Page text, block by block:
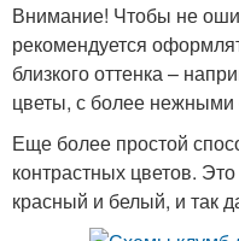
Внимание! Чтобы не
рекомендуется
близкого оттенка –
цветы, с более нежными
Еще более простой
контрастных цветов.
красный и белый, и так